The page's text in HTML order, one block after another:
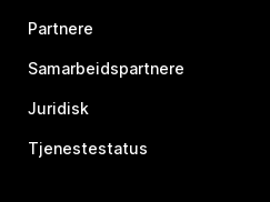
Partnere
Samarbeidspartnere
Juridisk
Tjenestestatus